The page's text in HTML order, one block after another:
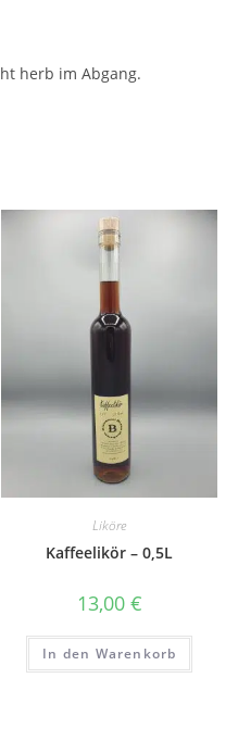
herb im Abgang.
Liköre
Kaffeelikör – 0,5L
13,00 €
In den Warenkorb